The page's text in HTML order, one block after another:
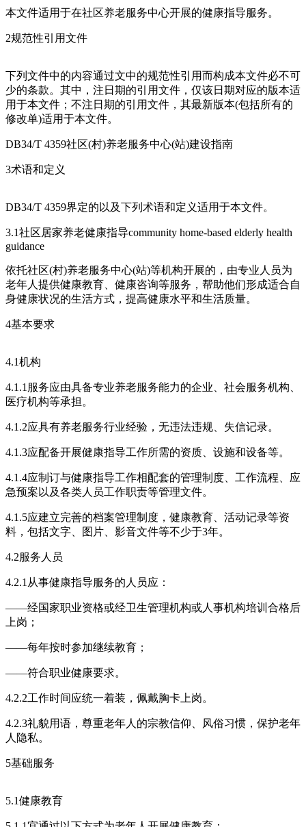
本文件适用于在社区养老服务中心开展的健康指导服务。
2规范性引用文件
下列文件中的内容通过文中的规范性引用而构成本文件必不可
少的条款。其中，注日期的引用文件，仅该日期对应的版本适
用于本文件；不注日期的引用文件，其最新版本(包括所有的
修改单)适用于本文件。
DB34/T 4359社区(村)养老服务中心(站)建设指南
3术语和定义
DB34/T 4359界定的以及下列术语和定义适用于本文件。
3.1社区居家养老健康指导community home-based elderly health
guidance
依托社区(村)养老服务中心(站)等机构开展的，由专业人员为
老年人提供健康教育、健康咨询等服务，帮助他们形成适合自
身健康状况的生活方式，提高健康水平和生活质量。
4基本要求
4.1机构
4.1.1服务应由具备专业养老服务能力的企业、社会服务机构、
医疗机构等承担。
4.1.2应具有养老服务行业经验，无违法违规、失信记录。
4.1.3应配备开展健康指导工作所需的资质、设施和设备等。
4.1.4应制订与健康指导工作相配套的管理制度、工作流程、应
急预案以及各类人员工作职责等管理文件。
4.1.5应建立完善的档案管理制度，健康教育、活动记录等资
料，包括文字、图片、影音文件等不少于3年。
4.2服务人员
4.2.1从事健康指导服务的人员应：
——经国家职业资格或经卫生管理机构或人事机构培训合格后
上岗；
——每年按时参加继续教育；
——符合职业健康要求。
4.2.2工作时间应统一着装，佩戴胸卡上岗。
4.2.3礼貌用语，尊重老年人的宗教信仰、风俗习惯，保护老年
人隐私。
5基础服务
5.1健康教育